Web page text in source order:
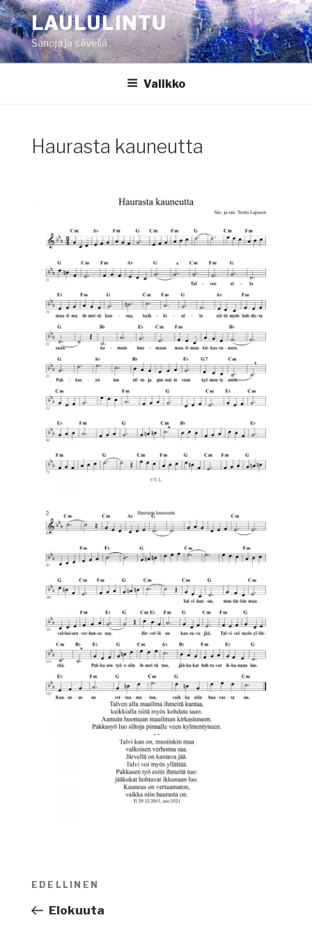
Siirry
sisältöönLAULULINTU
Sanoja ja säveliä
Valikko
Haurasta kauneutta
Artikkelien
Edellinen
artikkeli
EDELLINEN
Elokuuta